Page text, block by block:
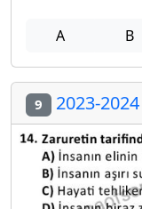
A B
9 2023-2024